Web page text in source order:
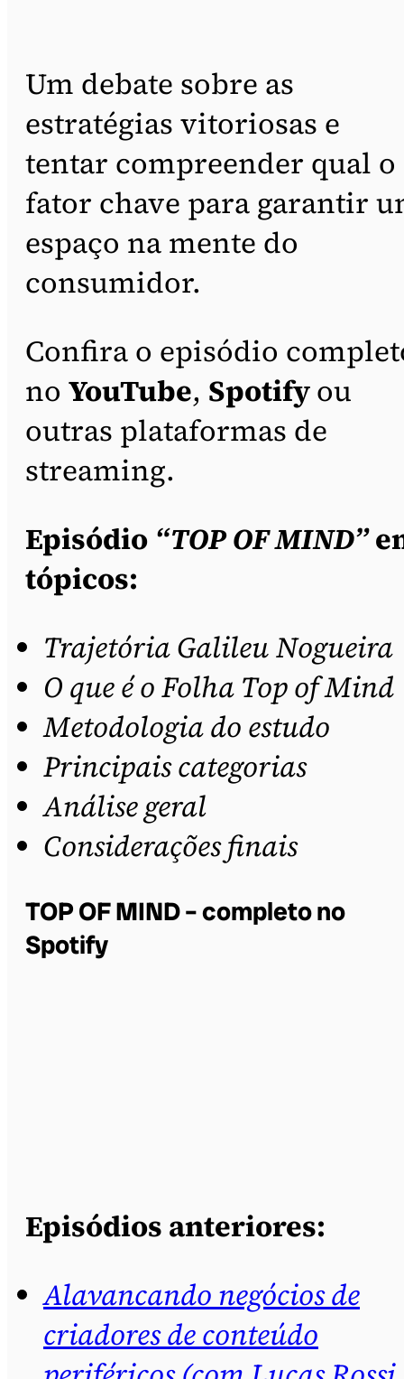
Um debate sobre as
estratégias vitoriosas e
tentar compreender qual o
fator chave para garantir
espaço na mente do
consumidor.
Confira o episódio
no YouTube, Spotifyou
outras plataformas de
streaming.
Episódio “TOP OF MIND”
tópicos:
Trajetória GalileuNogueira
O que é o Folha Top of Mind
Metodologia do estudo
Principais categorias
Análise geral
Considerações finais
TOP OF MIND – completo no
Spotify
Episódios anteriores:
Alavancando negócios de
criadores de conteúdo